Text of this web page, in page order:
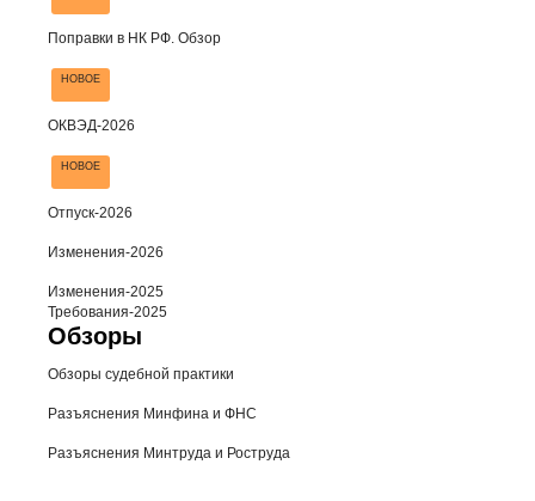
Поправки в НК РФ. Обзор
НОВОЕ
ОКВЭД-2026
НОВОЕ
Отпуск-2026
Изменения-2026
Изменения-2025
Требования-2025
Обзоры
Обзоры судебной практики
Разъяснения Минфина и ФНС
Разъяснения Минтруда и Роструда